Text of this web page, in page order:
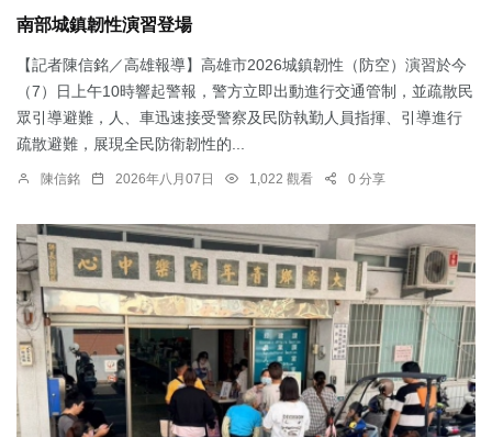
南部城鎮韌性演習登場
【記者陳信銘／高雄報導】高雄市2026城鎮韌性（防空）演習於今
（7）日上午10時響起警報，警方立即出動進行交通管制，並疏散民
眾引導避難，人、車迅速接受警察及民防執勤人員指揮、引導進行
疏散避難，展現全民防衛韌性的...
陳信銘 2026年八月07日 1,022 觀看 0 分享